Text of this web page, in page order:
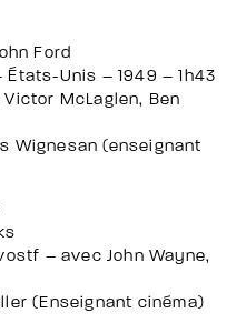
Ford
États-Unis – 1949 – 1h43
McLaglen, Ben
Wignesan (enseignant
– avec John Wayne,
(Enseignant cinéma)